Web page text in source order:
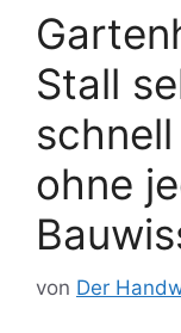
Stall
ohne
von Der